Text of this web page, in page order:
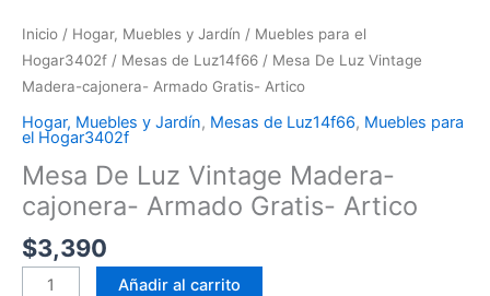
Inicio / Hogar, Muebles y Jardín / Muebles para el
Hogar3402f / Mesas de Luz14f66 / Mesa De Luz Vintage
Madera-cajonera- Armado Gratis- Artico
Hogar, Muebles y Jardín, Mesas de Luz14f66, Muebles para
el Hogar3402f
Mesa De Luz Vintage Madera-
cajonera- Armado Gratis- Artico
$3,390
Añadir al carrito